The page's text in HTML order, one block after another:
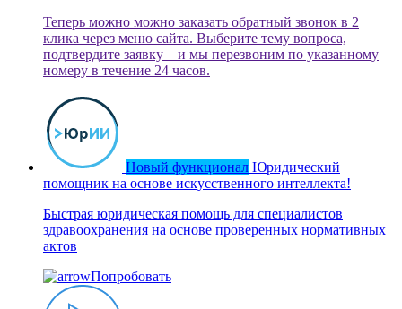
Теперь можно можно заказать обратный звонок в 2
клика через меню сайта. Выберите тему вопроса,
подтвердите заявку – и мы перезвоним по указанному
номеру в течение 24 часов.
Новый функционал Юридический
помощник на основе искусственного интеллекта!
Быстрая юридическая помощь для специалистов
здравоохранения на основе проверенных нормативных
актов
Попробовать